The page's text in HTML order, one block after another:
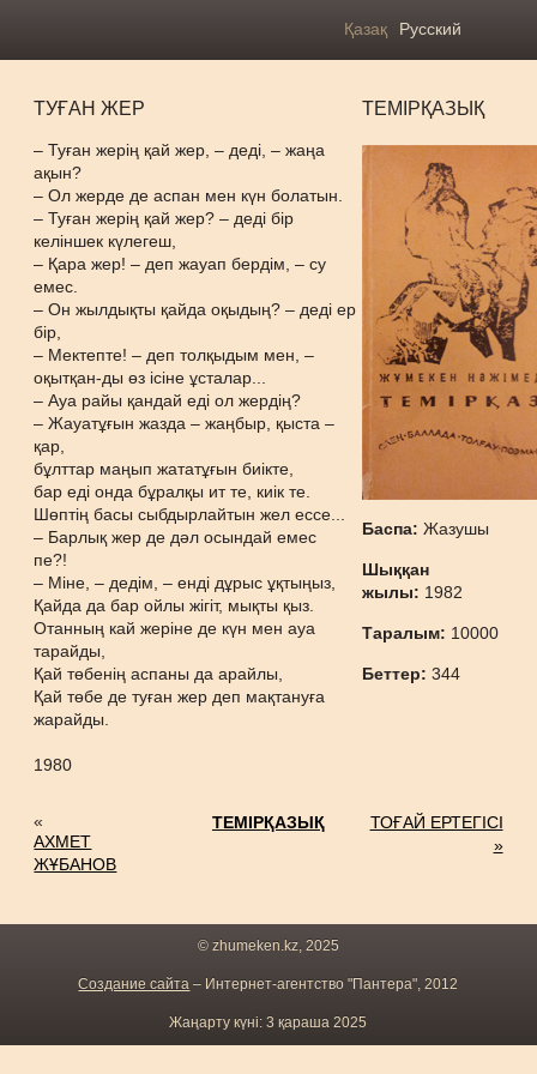
Қазақ Русский
ТУҒАН ЖЕР
– Туған жерің қай жер, – деді, – жаңа
ақын?
– Ол жерде де аспан мен күн болатын.
– Туған жерің қай жер? – деді бір
келіншек күлегеш,
– Қара жер! – деп жауап бердім, – су
емес.
– Он жылдықты қайда оқыдың? – деді ер
бір,
– Мектепте! – деп толқыдым мен, –
оқытқан-ды өз ісіне ұсталар...
– Ауа райы қандай еді ол жердің?
– Жауатұғын жазда – жаңбыр, қыста –
қар,
бұлттар маңып жататұғын биікте,
бар еді онда бұралқы ит те, киік те.
Шөптің басы сыбдырлайтын жел ессе...
– Барлық жер де дәл осындай емес
– Міне, – дедім, – енді дұрыс ұқтыңыз,
Қайда да бар ойлы жігіт, мықты қыз.
Отанның кай жеріне де күн мен ауа
тарайды,
Қай төбенің аспаны да арайлы,
Қай төбе де туған жер деп мақтануға
жарайды.
1980
ТЕМІРҚАЗЫҚ
Баспа:Жазушы
Шыққан
жылы: 1982
Таралым: 10000
Беттер:344
«
АХМЕТ
ЖҰБАНОВ
ТЕМІРҚАЗЫҚ
ТОҒАЙ ЕРТЕГІСІ
»
© zhumeken.kz, 2025
Создание сайта – Интернет-агентство "Пантера", 2012
Жаңарту күні: 3 қараша 2025